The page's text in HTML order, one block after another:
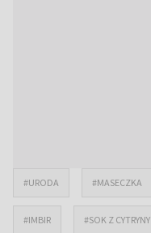
#URODA #MASECZKA
#IMBIR #SOK Z CYTRYNY